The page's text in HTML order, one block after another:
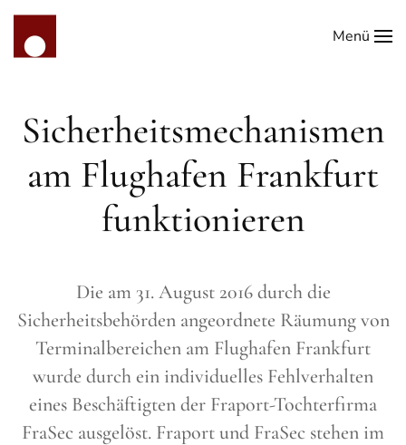
Zum Hauptinhalt springen
Menü
Sicherheitsmechanismen
am Flughafen Frankfurt
funktionieren
Die am 31. August 2016 durch die
Sicherheitsbehörden angeordnete Räumung von
Terminalbereichen am Flughafen Frankfurt
wurde durch ein individuelles Fehlverhalten
eines Beschäftigten der Fraport-Tochterfirma
FraSec ausgelöst. Fraport und FraSec stehen im